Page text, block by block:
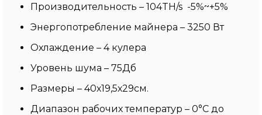
Производительность – 104TH/s -5%~+5%
Энергопотребление майнера – 3250 Вт
Охлаждение – 4 кулера
Уровень шума – 75Дб
Размеры – 40х19,5х29см.
Диапазон рабочих температур – 0°C до